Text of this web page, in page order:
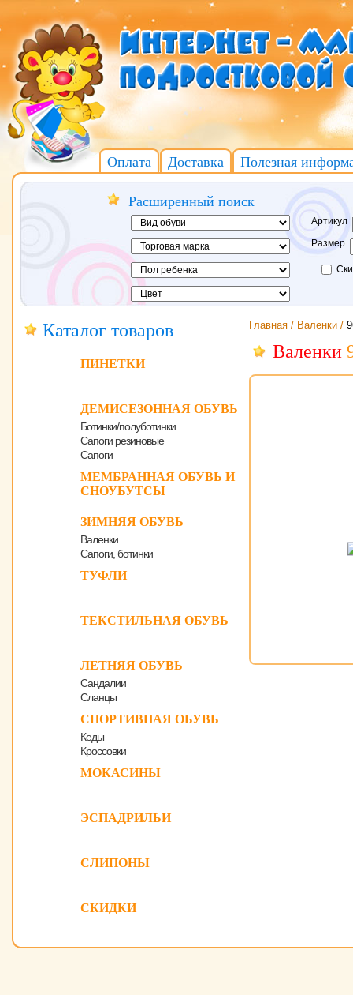
Оплата Доставка Полезная
Расширенный поиск
Артикул
Размер
Каталог товаров
ПИНЕТКИ
ДЕМИСЕЗОННАЯ ОБУВЬ
Ботинки/полуботинки
Сапоги резиновые
Сапоги
МЕМБРАННАЯ ОБУВЬ И
СНОУБУТСЫ
ЗИМНЯЯ ОБУВЬ
Валенки
Сапоги, ботинки
ТУФЛИ
ТЕКСТИЛЬНАЯ ОБУВЬ
ЛЕТНЯЯ ОБУВЬ
Сандалии
Сланцы
СПОРТИВНАЯ ОБУВЬ
Кеды
Кроссовки
МОКАСИНЫ
ЭСПАДРИЛЬИ
СЛИПОНЫ
СКИДКИ
Главная / Валенки /
Валенки